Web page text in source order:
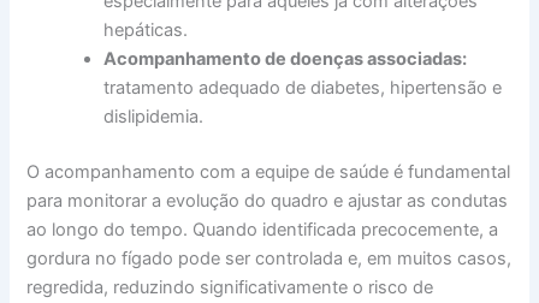
hepáticas.
Acompanhamento de doenças associadas:
tratamento adequado de diabetes, hipertensão e
dislipidemia.
O acompanhamento com a equipe de saúde é fundamental
para monitorar a evolução do quadro e ajustar as condutas
ao longo do tempo. Quando identificada precocemente, a
gordura no fígado pode ser controlada e, em muitos casos,
regredida, reduzindo significativamente o risco de